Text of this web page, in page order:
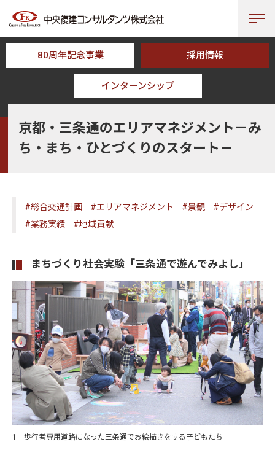
80周年記念事業 採用情報
インターンシップ
京都・三条通のエリアマネジメント－みち・まち
京都・三条通のエリアマネジメント－み
ち・まち・ひとづくりのスタート－
#総合交通計画 #エリアマネジメント #景観
#デザイン
#業務実績
#地域貢献
まちづくり社会実験「三条通で遊んでみよし」
1 歩行者専用道路になった三条通でお絵描きをする子どもたち